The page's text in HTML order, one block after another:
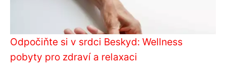
Odpočiňte si v srdci Beskyd: Wellness
pobyty pro zdraví a relaxaci